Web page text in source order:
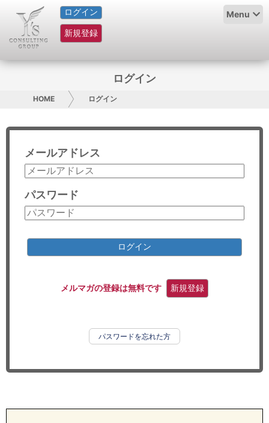
ログイン
新規登録
Menu
HOME
サービス紹介
グループ概要
採用情報
お問い合わせ
コンサルティング
リサーチ
ログイン
HOME ログイン
メールアドレス
パスワード
ログイン
メルマガの登録は無料です 新規登録
パスワードを忘れた方